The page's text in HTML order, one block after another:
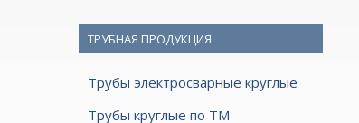
ТРУБНАЯ ПРОДУКЦИЯ
Трубы электросварные круглые
Трубы круглые по ТМ